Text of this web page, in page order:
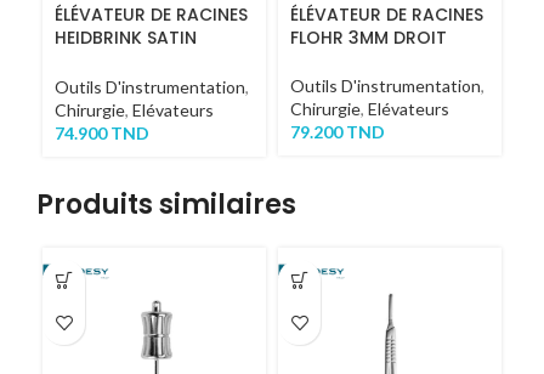
ÉLÉVATEUR DE RACINES
HEIDBRINK SATIN
Outils D'instrumentation,
Chirurgie, Elévateurs
74.900TND
ÉLÉVATEUR DE RACINES
FLOHR 3MM DROIT
Outils D'instrumentation,
Chirurgie, Elévateurs
79.200TND
Produits similaires